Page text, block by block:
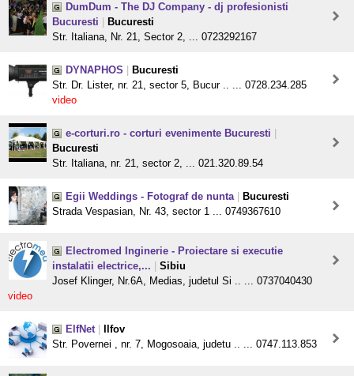
DumDum - The DJ Company - dj profesionisti
Bucuresti
Bucuresti
Str. Italiana, Nr. 21, Sector 2, ... 0723292167
DYNAPHOS
Bucuresti
Str. Dr. Lister, nr. 21, sector 5, Bucur .. ... 0728.234.285
video
e-corturi.ro - corturi evenimente Bucuresti
Bucuresti
Str. Italiana, nr. 21, sector 2, ... 021.320.89.54
Egii Weddings - Fotograf de nunta
Bucuresti
Strada Vespasian, Nr. 43, sector 1 ... 0749367610
Electromed Inginerie - Proiectare si executie
instalatii electrice,...
Sibiu
Josef Klinger, Nr.6A, Medias, judetul Si .. ... 0737040430
video
ElfNet
Ilfov
Str. Povernei , nr. 7, Mogosoaia, judetu .. ... 0747.113.853